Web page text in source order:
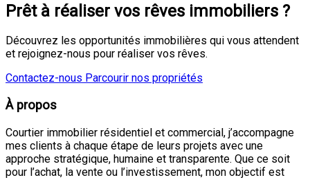
Prêt à réaliser vos rêves immobiliers ?
Découvrez les opportunités immobilières qui vous attendent
et rejoignez-nous pour réaliser vos rêves.
Contactez-nous Parcourir nos propriétés
À propos
Courtier immobilier résidentiel et commercial, j’accompagne
mes clients à chaque étape de leurs projets avec une
approche stratégique, humaine et transparente. Que ce soit
pour l’achat, la vente ou l’investissement, mon objectif est